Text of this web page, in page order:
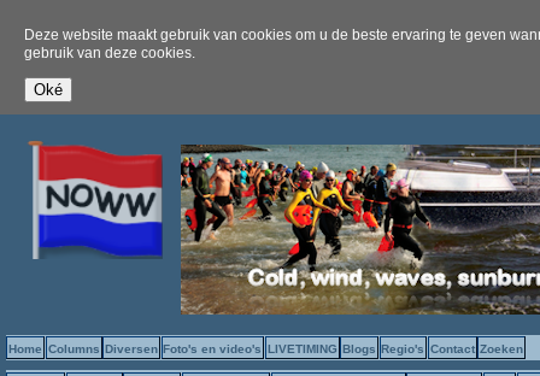
Deze website maakt gebruik van cookies om u de beste ervaring te geven
gebruik van deze cookies.
Home Columns Diversen Foto's en video's LIVETIMING Blogs Regio's Contact Zoeken